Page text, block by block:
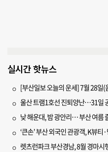
실시간 핫뉴스
[부산일보 오늘의 운세] 7월 28일(
울산 트램1호선 진퇴양난…31일
낮 해운대, 밤 광안리… 부산 여름
‘큰손’ 부산 외국인 관광객, K뷰티
렛츠런파크 부산경남, 8월 경마